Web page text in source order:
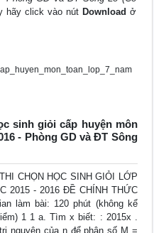
hãy click vào nút Download ở
sinh giỏi cấp huyện môn
- Phòng GD và ĐT Sông
CHỌN HỌC SINH GIỎI LỚP
2015 - 2016 ĐỀ CHÍNH THỨC
làm bài: 120 phút (không kể
1 1 a. Tìm x biết: : 2015x .
nguyên của n để phân số M =